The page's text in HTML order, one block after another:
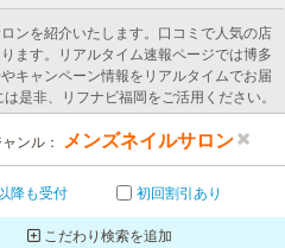
ンを紹介いたします。口コミで人気の店
ます。リアルタイム速報ページでは博多
キャンペーン情報をリアルタイムでお届
是非、リフナビ福岡をご活用ください。
ンル： メンズネイルサロン
降も受付 初回割引あり
こだわり検索を追加